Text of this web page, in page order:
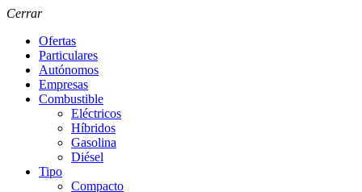
Cerrar
Ofertas
Particulares
Autónomos
Empresas
Combustible
Eléctricos
Híbridos
Gasolina
Diésel
Tipo
Compacto